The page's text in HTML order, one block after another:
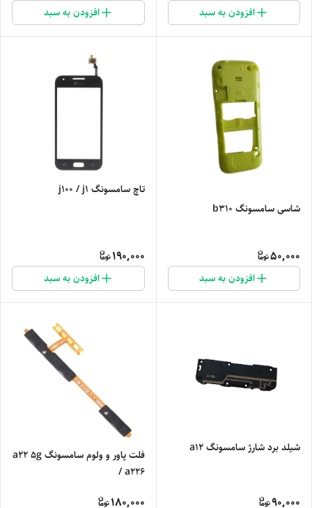
افزودن به سبد افزودن به سبد
شاسی سامسونگ b310
50,000
افزودن به سبد
تاچ سامسونگ j100 / j1
190,000
افزودن به سبد
شیلد برد شارژ سامسونگ a12
90,000
فلت پاور و ولوم سامسونگ a22 5g
/ a226
180,000